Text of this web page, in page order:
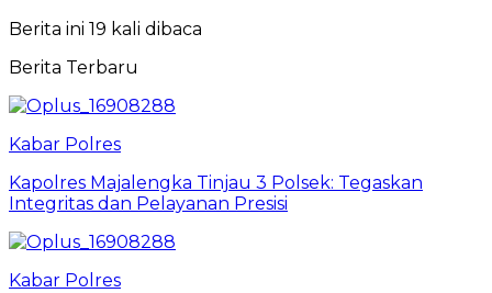
Berita ini 19 kali dibaca
Berita Terbaru
Kabar Polres
Kapolres Majalengka Tinjau 3 Polsek: Tegaskan
Integritas dan Pelayanan Presisi
Kabar Polres